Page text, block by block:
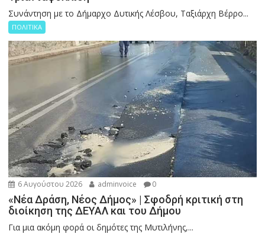
Συνάντηση με το Δήμαρχο Δυτικής Λέσβου, Ταξιάρχη Βέρρο...
ΠΟΛΙΤΙΚΑ
6 Αυγούστου 2026 adminvoice 0
«Νέα Δράση, Νέος Δήμος» | Σφοδρή κριτική στη
διοίκηση της ΔΕΥΑΛ και του Δήμου
Για μια ακόμη φορά οι δημότες της Μυτιλήνης,...